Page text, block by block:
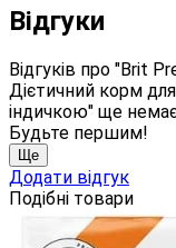
Відгуки
Відгуків про "Brit
Дієтичний корм
індичкою" ще
Будьте першим!
Ще
Додати відгук
Подібні товари